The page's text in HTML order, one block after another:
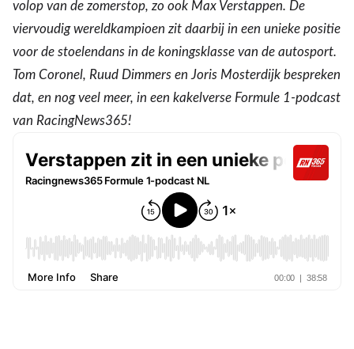
volop van de zomerstop, zo ook Max Verstappen. De
viervoudig wereldkampioen zit daarbij in een unieke positie
voor de stoelendans in de koningsklasse van de autosport.
Tom Coronel, Ruud Dimmers en Joris Mosterdijk bespreken
dat, en nog veel meer, in een kakelverse Formule 1-podcast
van RacingNews365!